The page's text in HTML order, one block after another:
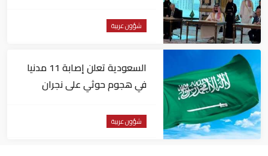
شؤون عربية
السعودية تعلن إصابة 11 مدنيا
في هجوم حوثي على نجران
شؤون عربية